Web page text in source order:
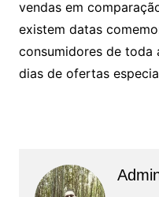
vendas em
existem datas
consumidores de toda
dias de ofertas